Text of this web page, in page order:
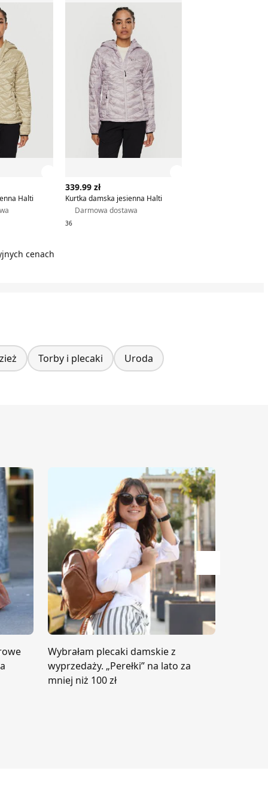
Halti
339.99 zł
Kurtka damska jesienna Halti
Darmowa dostawa
36
cenach
Torby i plecaki Uroda
Wybrałam plecaki damskie z
wyprzedaży. „Perełki” na lato za
mniej niż 100 zł